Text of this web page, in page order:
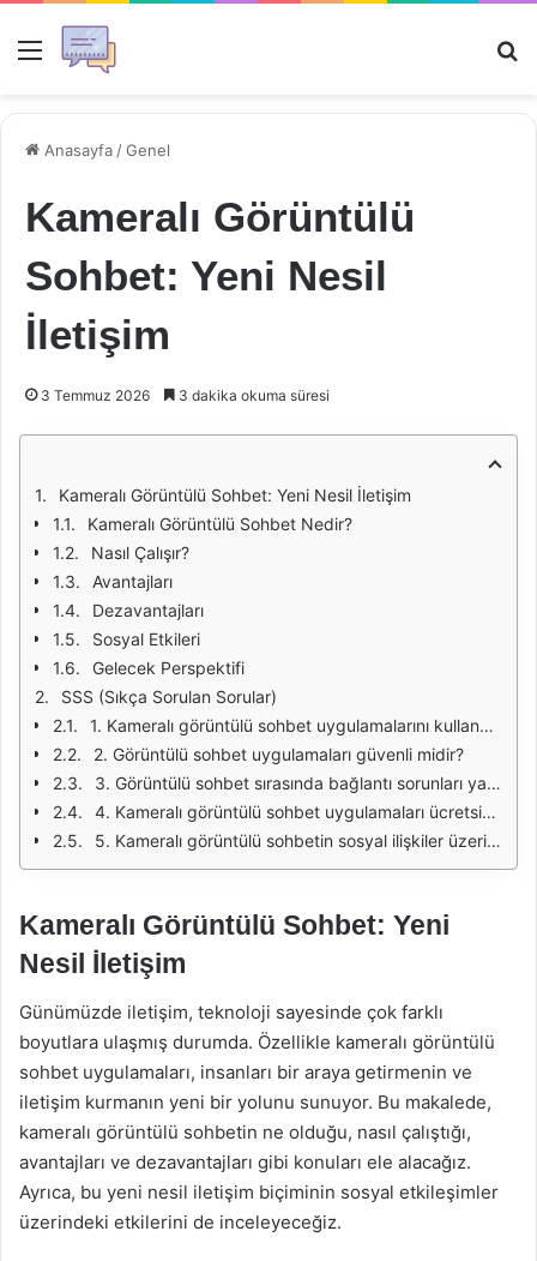
Menü
Anasayfa /Genel
Kameralı Görüntülü
Sohbet: Yeni Nesil
İletişim
3 Temmuz 2026 3 dakika okuma süresi
Kameralı Görüntülü Sohbet: Yeni Nesil İletişim
Kameralı Görüntülü Sohbet Nedir?
Nasıl Çalışır?
Avantajları
Dezavantajları
Sosyal Etkileri
Gelecek Perspektifi
SSS (Sıkça Sorulan Sorular)
1. Kameralı görüntülü sohbet uygulamalarını kullanmak için ne tür bir ekipmana ihtiyacım var?
2. Görüntülü sohbet uygulamaları güvenli midir?
3. Görüntülü sohbet sırasında bağlantı sorunları yaşarsam ne yapmalıyım?
4. Kameralı görüntülü sohbet uygulamaları ücretsiz mi?
5. Kameralı görüntülü sohbetin sosyal ilişkiler üzerindeki etkileri nelerdir?
Kameralı Görüntülü Sohbet: Yeni
Nesil İletişim
Günümüzde iletişim, teknoloji sayesinde çok farklı
boyutlara ulaşmış durumda. Özellikle kameralı görüntülü
sohbet uygulamaları, insanları bir araya getirmenin ve
iletişim kurmanın yeni bir yolunu sunuyor. Bu makalede,
kameralı görüntülü sohbetin ne olduğu, nasıl çalıştığı,
avantajları ve dezavantajları gibi konuları ele alacağız.
Ayrıca, bu yeni nesil iletişim biçiminin sosyal etkileşimler
üzerindeki etkilerini de inceleyeceğiz.